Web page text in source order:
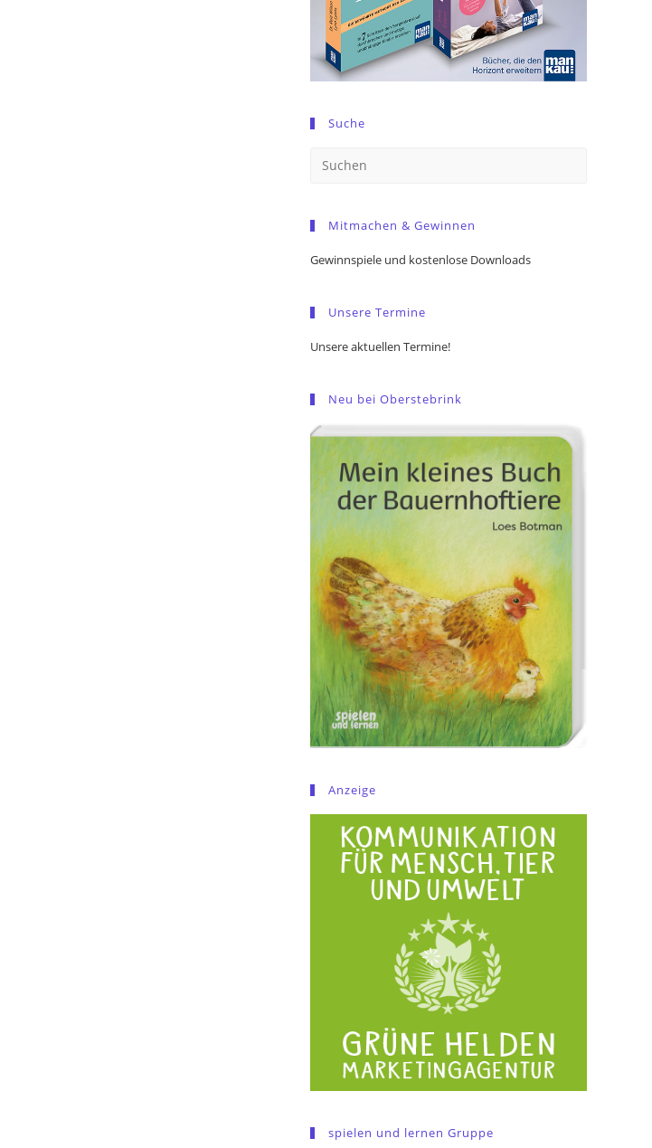
Suche
Mitmachen & Gewinnen
Gewinnspiele und kostenlose Downloads
Unsere Termine
Unsere aktuellen Termine!
Neu bei Oberstebrink
Anzeige
spielen und lernen Gruppe